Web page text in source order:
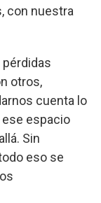
con nuestra
pérdidas
otros,
cuenta lo
espacio
Sin
eso se